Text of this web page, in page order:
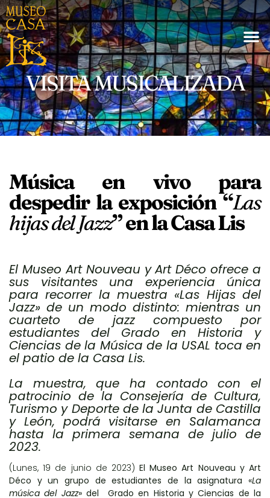
VISITA MUSICALIZADA
Música en vivo para
despedir la exposición “Las
hijas del Jazz”en la Casa Lis
El Museo Art Nouveau y Art Déco ofrece a
sus visitantes una experiencia única
para recorrer la muestra «Las Hijas del
Jazz» de un modo distinto: mientras un
cuarteto de jazz compuesto por
estudiantes del Grado en Historia y
Ciencias de la Música de la USAL toca en
el patio de la Casa Lis.
La muestra, que ha contado con el
patrocinio de la Consejería de Cultura,
Turismo y Deporte de la Junta de Castilla
y León, podrá visitarse en Salamanca
hasta la primera semana de julio de
2023.
(Lunes, 19 de junio de 2023)El Museo Art Nouveau y Art
Déco y un grupo de estudiantes de la asignatura «La
música del Jazz» del Grado en Historia y Ciencias de la